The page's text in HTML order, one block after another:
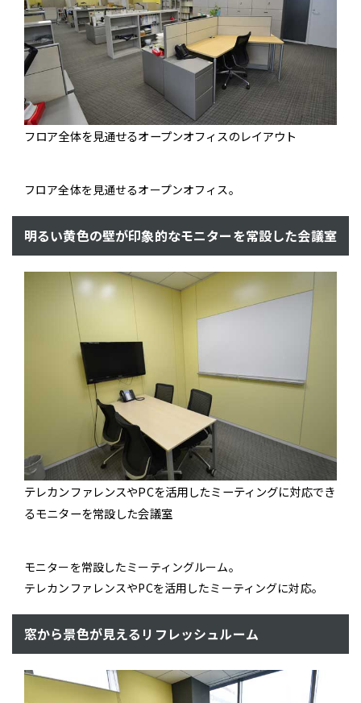
フロア全体を見通せるオープンオフィスのレイアウト
フロア全体を見通せるオープンオフィス。
明るい黄色の壁が印象的なモニターを常設した会議室
テレカンファレンスやPCを活用したミーティングに対応でき
るモニターを常設した会議室
モニターを常設したミーティングルーム。
テレカンファレンスやPCを活用したミーティングに対応。
窓から景色が見えるリフレッシュルーム